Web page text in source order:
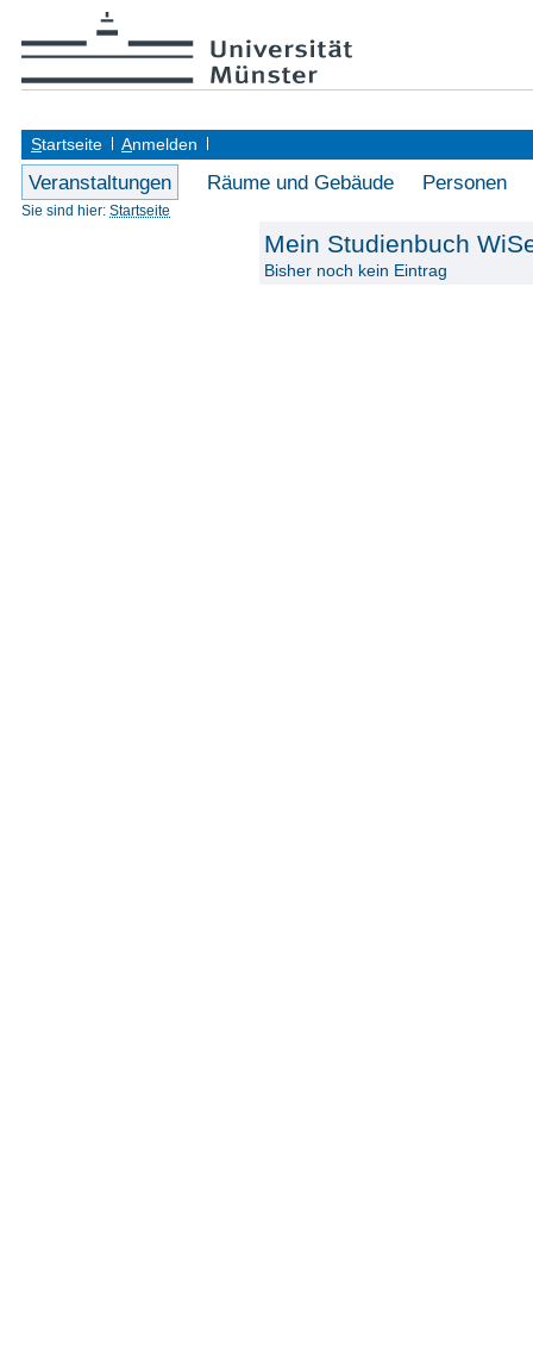
Startseite Anmelden
Veranstaltungen Räume und Gebäude Personen
Sie sind hier: Startseite
Mein Studienbuch
Bisher noch kein Eintrag